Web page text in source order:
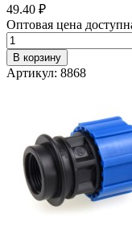
49.40 ₽
Оптовая цена
В корзину
Артикул: 8868